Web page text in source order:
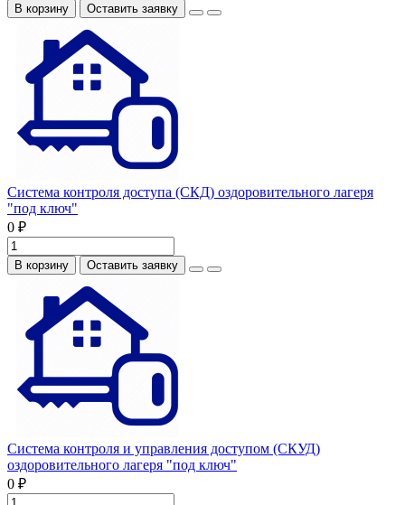
В корзину Оставить заявку
Система контроля доступа (СКД) оздоровительного лагеря
"под ключ"
0 ₽
В корзину Оставить заявку
Система контроля и управления доступом (СКУД)
оздоровительного лагеря "под ключ"
0 ₽